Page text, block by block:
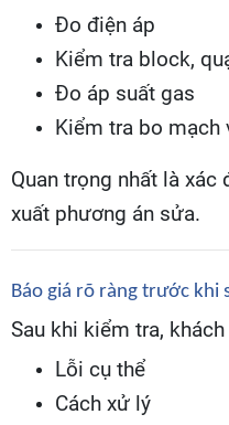
Đo điện áp
Kiểm tra block,
Đo áp suất gas
Kiểm tra bo mạch
Quan trọng nhất là
xuất phương án sửa.
Báo giá rõ ràng trước khi
Sau khi kiểm tra,
Lỗi cụ thể
Cách xử lý